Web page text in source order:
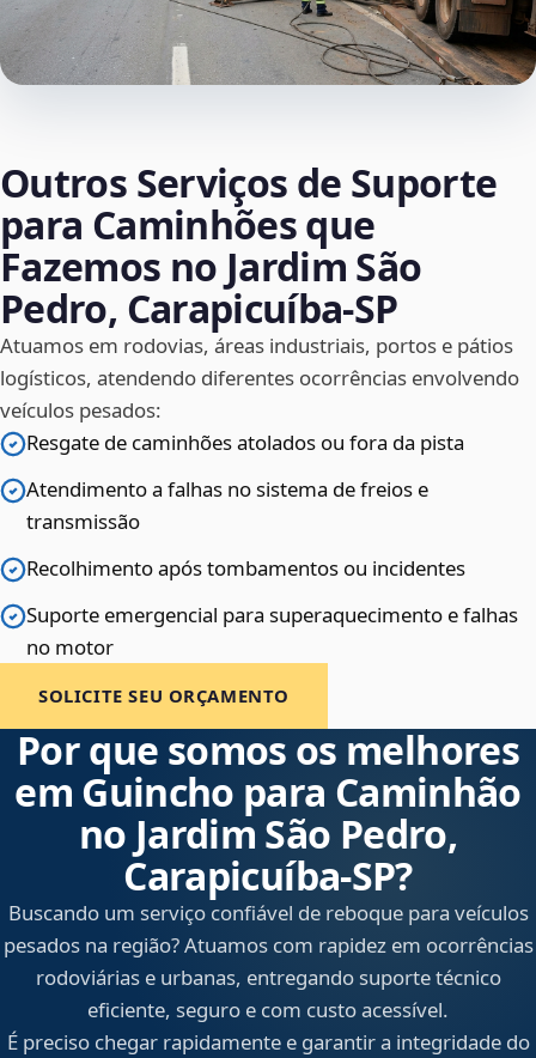
Outros Serviços de Suporte
para Caminhões que
Fazemos no Jardim São
Pedro, Carapicuíba‑SP
Atuamos em rodovias, áreas industriais, portos e pátios
logísticos, atendendo diferentes ocorrências envolvendo
veículos pesados:
Resgate de caminhões atolados ou fora da pista
Atendimento a falhas no sistema de freios e
transmissão
Recolhimento após tombamentos ou incidentes
Suporte emergencial para superaquecimento e falhas
no motor
SOLICITE SEU ORÇAMENTO
Por que somos os melhores
em Guincho para Caminhão
no Jardim São Pedro,
Carapicuíba‑SP?
Buscando um serviço confiável de reboque para veículos
pesados na região? Atuamos com rapidez em ocorrências
rodoviárias e urbanas, entregando suporte técnico
eficiente, seguro e com custo acessível.
É preciso chegar rapidamente e garantir a integridade do